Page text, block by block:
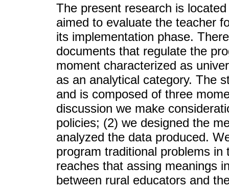
The present research is
aimed to evaluate the teacher
its implementation phase.
documents that regulate the
moment characterized as
as an analytical category. The
and is composed of three
discussion we make
policies; (2) we designed the
analyzed the data produced.
program traditional problems
reaches that assing meanings
between rural educators and